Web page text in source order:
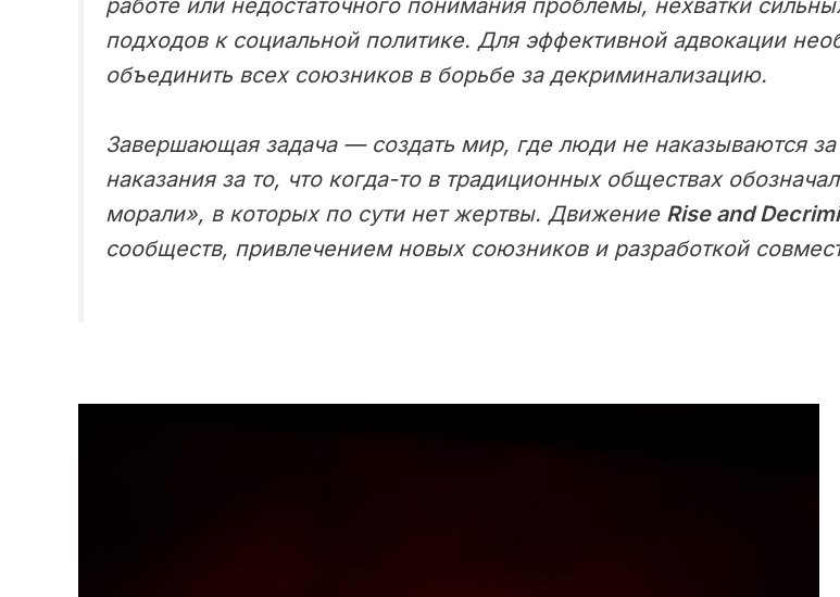
работе или недостаточного понимания проблемы, нехватки
подходов к социальной политике. Для эффективной адвокации
объединить всех союзников в борьбе за декриминализацию.
Завершающая задача — создать мир, где люди не наказываются
наказания за то, что когда-то в традиционных обществах
морали», в которых по сути нет жертвы. Движение Rise and
сообществ, привлечением новых союзников и разработкой